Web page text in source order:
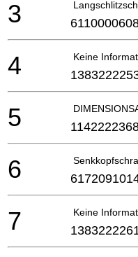
3
Keine
4
5
6
Keine
7